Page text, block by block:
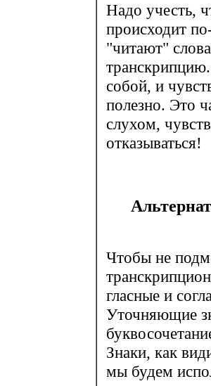
Надо учесть,
происходит
"читают"
собой, и
полезно. Это
слухом,
отказываться!
Чтобы не
гласные и
Уточняющие
Знаки, как
мы будем